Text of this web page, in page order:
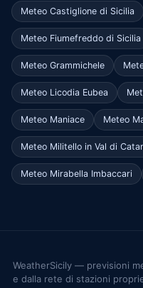
Meteo Castiglione di Sicilia
Meteo Fiumefreddo di Sicilia
Meteo Grammichele
Meteo Licodia Eubea
Meteo Maniace Meteo
Meteo Militello in Val di
Meteo Mirabella Imbaccari
WeatherSicily — previsioni
e dalla rete di stazioni